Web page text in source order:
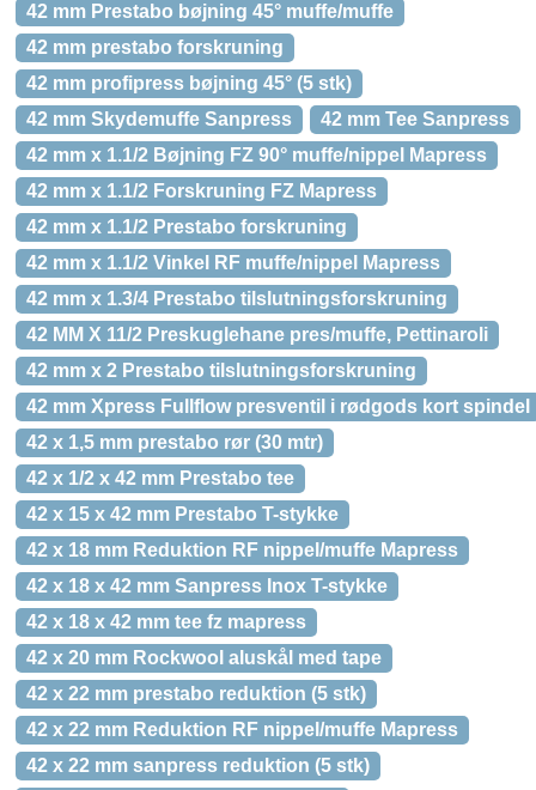
42 mm Prestabo bøjning 45° muffe/muffe
42 mm prestabo forskruning
42 mm profipress bøjning 45° (5 stk)
42 mm Skydemuffe Sanpress
42 mm Tee Sanpress
42 mm x 1.1/2 Bøjning FZ 90° muffe/nippel Mapress
42 mm x 1.1/2 Forskruning FZ Mapress
42 mm x 1.1/2 Prestabo forskruning
42 mm x 1.1/2 Vinkel RF muffe/nippel Mapress
42 mm x 1.3/4 Prestabo tilslutningsforskruning
42 MM X 11/2 Preskuglehane pres/muffe, Pettinaroli
42 mm x 2 Prestabo tilslutningsforskruning
42 mm Xpress Fullflow presventil i rødgods kort spindel
42 x 1,5 mm prestabo rør (30 mtr)
42 x 1/2 x 42 mm Prestabo tee
42 x 15 x 42 mm Prestabo T-stykke
42 x 18 mm Reduktion RF nippel/muffe Mapress
42 x 18 x 42 mm Sanpress Inox T-stykke
42 x 18 x 42 mm tee fz mapress
42 x 20 mm Rockwool aluskål med tape
42 x 22 mm prestabo reduktion (5 stk)
42 x 22 mm Reduktion RF nippel/muffe Mapress
42 x 22 mm sanpress reduktion (5 stk)